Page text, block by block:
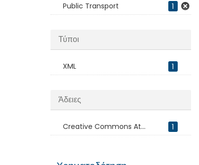
Public Transport 1
Τύποι
XML 1
Άδειες
Creative Commons At... 1